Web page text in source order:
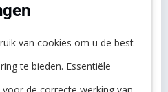
en materialen van
(parttime bespreekbaar)
van cookies om u de best
te bieden. Essentiële